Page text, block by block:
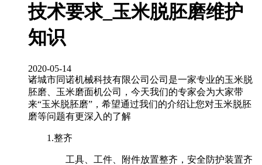
技术要求_玉米脱胚磨维护
知识
2020-05-14
诸城市同诺机械科技有限公司公司是一家专业的玉米脱
胚磨、玉米磨面机公司，今天我们的专家会为大家带
来“玉米脱胚磨”，希望通过我们的介绍让您对玉米脱胚
磨等问题有更深入的了解
1.整齐
工具、工件、附件放置整齐，安全防护装置齐